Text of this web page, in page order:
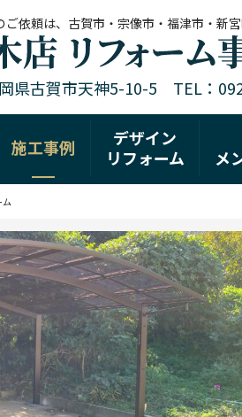
ご依頼は、古賀市・宗像市・福津市・新
県古賀市天神5-10-5 TEL：
施工事例
デザイン
リフォーム
メ